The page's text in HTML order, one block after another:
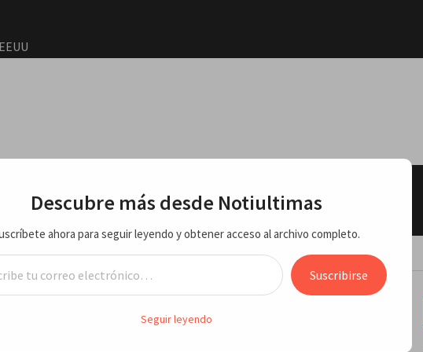
de
una
con
e
en producción de agua
avisa que sigue disminución en
Descubre más desde Notiultimas
ahora para seguir leyendo y obtener acceso al archivo completo.
electrónico…
Suscribirse
Seguir leyendo